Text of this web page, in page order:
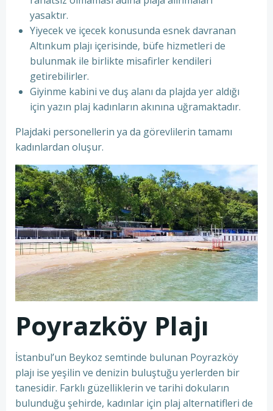
yasaktır.
Yiyecek ve içecek konusunda esnek davranan
Altınkum plajı içerisinde, büfe hizmetleri de
bulunmak ile birlikte misafirler kendileri
getirebilirler.
Giyinme kabini ve duş alanı da plajda yer aldığı
için yazın plaj kadınların akınına uğramaktadır.
Plajdaki personellerin ya da görevlilerin tamamı
kadınlardan oluşur.
Poyrazköy Plajı
İstanbul’un Beykoz semtinde bulunan Poyrazköy
plajı ise yeşilin ve denizin buluştuğu yerlerden bir
tanesidir. Farklı güzelliklerin ve tarihi dokuların
bulunduğu şehirde, kadınlar için plaj alternatifleri de